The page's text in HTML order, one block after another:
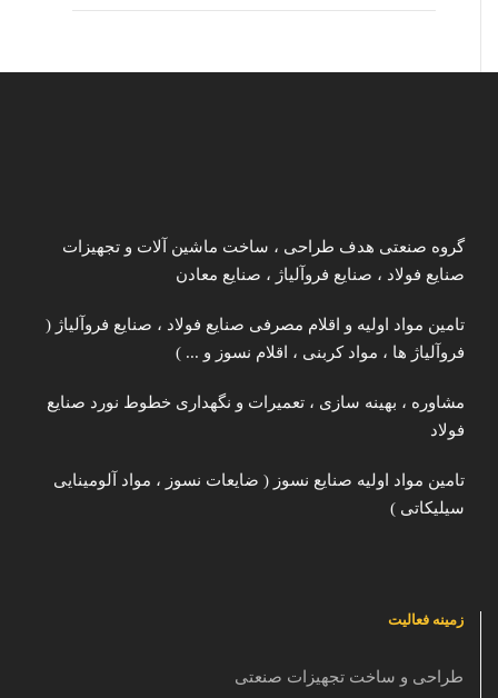
گروه صنعتی هدف طراحی ، ساخت ماشین آلات و تجهیزات
صنایع فولاد ، صنایع فروآلیاژ ، صنایع معادن
تامین مواد اولیه و اقلام مصرفی صنایع فولاد ، صنایع فروآلیاژ (
فروآلیاژ ها ، مواد کربنی ، اقلام نسوز و ... )
مشاوره ، بهینه سازی ، تعمیرات و نگهداری خطوط نورد صنایع
فولاد
تامین مواد اولیه صنایع نسوز ( ضایعات نسوز ، مواد آلومینایی
سیلیکاتی )
زمینه فعالیت
طراحی و ساخت تجهیزات صنعتی